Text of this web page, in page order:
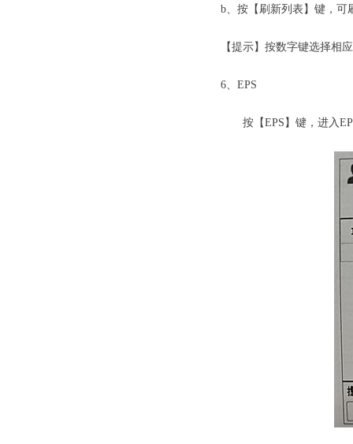
b、按【刷新列表】键，可
【提示】按数字键选择相
6、EPS
按【EPS】键，进入